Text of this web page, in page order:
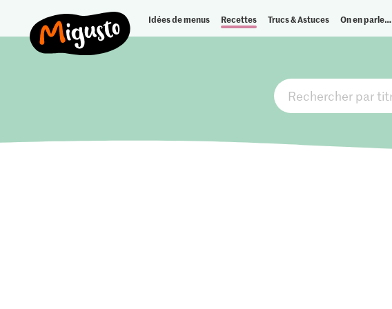
Idées de menus Recettes Trucs & Astuces On en parle…